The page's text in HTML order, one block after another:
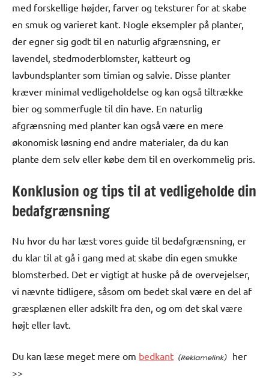
med forskellige højder, farver og teksturer for at skabe
en smuk og varieret kant. Nogle eksempler på planter,
der egner sig godt til en naturlig afgrænsning, er
lavendel, stedmoderblomster, katteurt og
lavbundsplanter som timian og salvie. Disse planter
kræver minimal vedligeholdelse og kan også tiltrække
bier og sommerfugle til din have. En naturlig
afgrænsning med planter kan også være en mere
økonomisk løsning end andre materialer, da du kan
plante dem selv eller købe dem til en overkommelig pris.
Konklusion og tips til at vedligeholde din
bedafgrænsning
Nu hvor du har læst vores guide til bedafgrænsning, er
du klar til at gå i gang med at skabe din egen smukke
blomsterbed. Det er vigtigt at huske på de overvejelser,
vi nævnte tidligere, såsom om bedet skal være en del af
græsplænen eller adskilt fra den, og om det skal være
højt eller lavt.
Du kan læse meget mere om bedkant
her
>>